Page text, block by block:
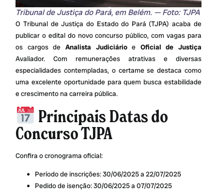
Tribunal de Justiça do Pará, em Belém. — Foto: TJPA
O Tribunal de Justiça do Estado do Pará (TJPA) acaba de
publicar o edital do novo concurso público, com vagas para
os cargos de Analista Judiciárioe Oficial de Justiça
Avaliador. Com remunerações atrativas e diversas
especialidades contempladas, o certame se destaca como
uma excelente oportunidade para quem busca estabilidade
e crescimento na carreira pública.
Principais Datas do
Concurso TJPA
Confira o cronograma oficial:
Período de inscrições: 30/06/2025 a 22/07/2025
Pedido de isenção: 30/06/2025 a 07/07/2025